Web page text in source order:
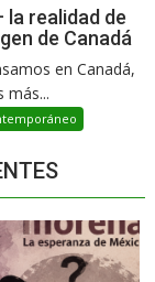
la realidad de
de Canadá
en Canadá,
más...